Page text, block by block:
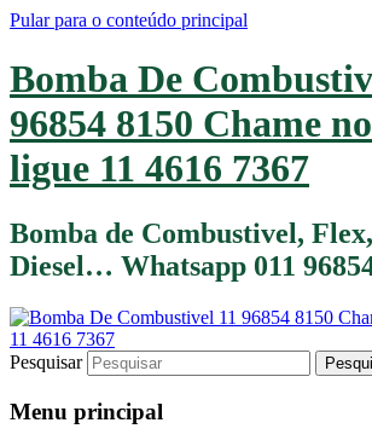
Pular para o conteúdo principal
Bomba De
96854 8150 Chame
ligue 11 4616 7367
Bomba de Combustivel,
Diesel… Whatsapp 011
Pesquisar
Menu principal